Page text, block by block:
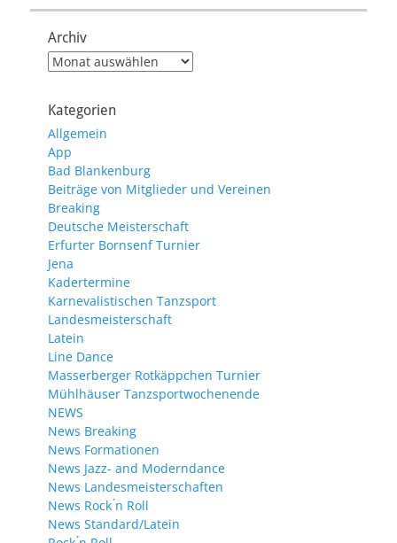
Archiv
Archiv
Kategorien
Allgemein
App
Bad Blankenburg
Beiträge von Mitglieder und Vereinen
Breaking
Deutsche Meisterschaft
Erfurter Bornsenf Turnier
Jena
Kadertermine
Karnevalistischen Tanzsport
Landesmeisterschaft
Latein
Line Dance
Masserberger Rotkäppchen Turnier
Mühlhäuser Tanzsportwochenende
NEWS
News Breaking
News Formationen
News Jazz- and Moderndance
News Landesmeisterschaften
News Rock ́n Roll
News Standard/Latein